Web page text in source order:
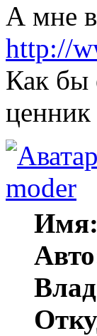
А мне
http://
Как бы
ценник
moder
Имя: